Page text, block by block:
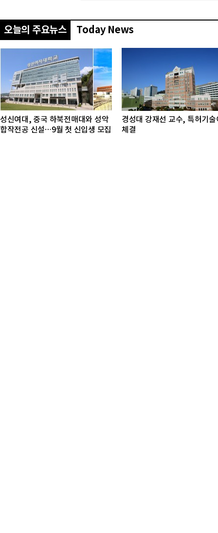
오늘의 주요뉴스 Today News
성신여대, 중국 하북전매대와 성악
합작전공 신설…9월 첫 신입생 모집
경성대 강재선 교수, 특허기술
체결